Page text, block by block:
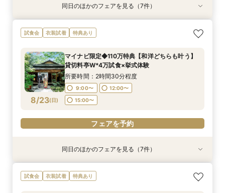
衣装試着 特典あり 動画あり
8/22(土)
【マイナビ限定】400年の歴史を紡ぐ◆感動の石
舞台挙式体験✕和も洋も叶う貸切料亭W！絶品和
所要時間：2時間30分程度
15:00〜
フェアを予約
衣装試着 特典あり
8/22(土)
《親御様限定フェア》お子様の代わりに会場見学
からご相談まで◎
9:00〜
12:00〜
15:00〜
フェアを予約
衣装試着 特典あり
8/22(土)
マイナビ限定【料理重視の方へ】料亭の味を実体
験◎近江牛×海老含む豪華4万試食
9:00〜
12:00〜
15:00〜
フェアを予約
衣装試着 特典あり
8/22(土)
マイナビ限定【90分でまるごと見学】ドレス×試
食×会場案内◆クイック相談
9:00〜
12:00〜
15:00〜
フェアを予約
衣装試着 特典あり
8/22(土)
マイナビ限定【初見学で6万円ギフト】老舗料亭
を貸切&本物の緑×開放感×料理
9:00〜
12:00〜
15:00〜
フェアを予約
衣装試着 特典あり
8/22(土)
マイナビ限定【6名より可】10名69万円～無料試
食付き少人数婚プラン相談会
9:00〜
12:00〜
15:00〜
フェアを予約
特典あり
8/22(土)
【自宅で安心◎フェア参加】オンライン会場見学
×見積もり相談 #日程・人数未定の相談も歓迎!
10:00〜
13:00〜
16:00〜
フェアを予約
同日のほかのフェアを見る（7件）
試食会 衣装試着 特典あり
8/23(日)
マイナビ限定◆110万特典【和洋どちらも叶う】
貸切料亭W*4万試食×挙式体験
所要時間：2時間30分程度
9:00〜
12:00〜
15:00〜
フェアを予約
衣装試着 特典あり 動画あり
【マイナビ限定】400年の歴史を紡ぐ◆感動の石
舞台挙式体験✕和も洋も叶う貸切料亭W！絶品和
衣装試着 特典あり
《親御様限定フェア》お子様の代わりに会場見学
からご相談まで◎
衣装試着 特典あり
マイナビ限定【料理重視の方へ】料亭の味を実体
験◎近江牛×海老含む豪華4万試食
衣装試着 特典あり
マイナビ限定【初見学で6万円ギフト】老舗料亭
を貸切&本物の緑×開放感×料理
衣装試着 特典あり
マイナビ限定【90分でまるごと見学】ドレス×試
食×会場案内★クイック相談会
特典あり
【自宅で安心◎フェア参加】オンライン会場見学
×見積もり相談 #日程・人数未定の相談も歓迎!
衣装試着 特典あり
マイナビ限定【6名より可】10名69万円～無料試
食付き少人数婚プラン相談会
同日のほかのフェアを見る（7件）
試食会 衣装試着 特典あり